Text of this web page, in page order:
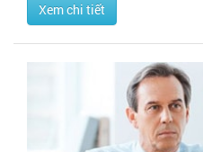
Xem chi tiết